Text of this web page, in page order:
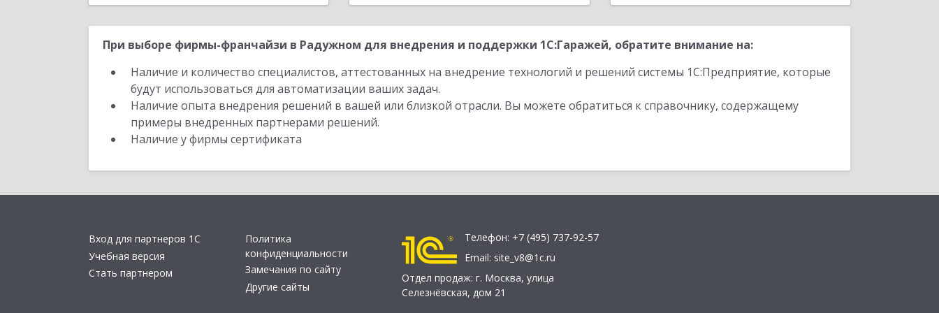
При выборе фирмы-франчайзи в Радужном для внедрения и поддержки 1С:Гаражей, обратите внимание на:
Наличие и количество специалистов, аттестованных на внедрение технологий и решений системы 1С:Предприятие, которые
будут использоваться для автоматизации ваших задач.
Наличие опыта внедрения решений в вашей или близкой отрасли. Вы можете обратиться к справочнику, содержащему
примеры внедренных партнерами решений.
Наличие у фирмы сертификата
Вход для партнеров 1С
Учебная версия
Стать партнером
Политика
конфиденциальности
Замечания по сайту
Другие сайты
Телефон: +7 (495) 737-92-57
Email: site_v8@1c.ru
Отдел продаж: г. Москва, улица
Селезнёвская, дом 21